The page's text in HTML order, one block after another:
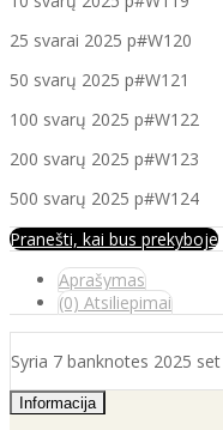
25 svarai 2025 p#W120
50 svarų 2025 p#W121
100 svarų 2025 p#W122
200 svarų 2025 p#W123
500 svarų 2025 p#W124
Pranešti, kai bus prekyboje
Aprašymas
(0) Atsiliepimai
Syria 7 banknotes 2025
Informacija